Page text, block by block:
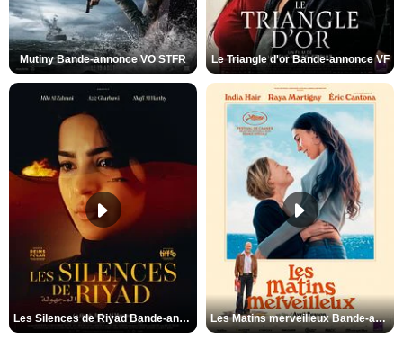
Mutiny Bande-annonce VO STFR Le Triangle d'or Bande-annonce VF
Les Silences de Riyad Bande-annonce VO STFR Les Matins merveilleux Bande-annonce VF